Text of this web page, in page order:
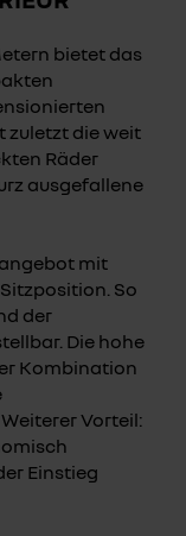
bietet das
zuletzt die weit
Räder
ausgefallene
mit
So
der
Die hohe
Kombination
Vorteil:
Einstieg